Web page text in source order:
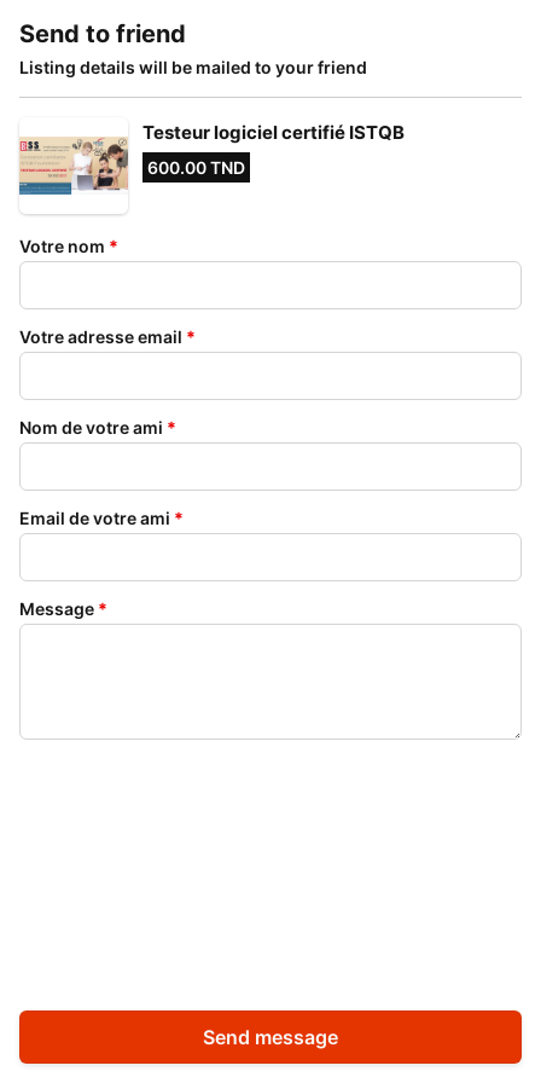
Send to friend
Listing details will be mailed to your friend
Testeur logiciel certifié ISTQB
600.00 TND
Votre nom *
Votre adresse email *
Nom de votre ami *
Email de votre ami *
Message *
Send message